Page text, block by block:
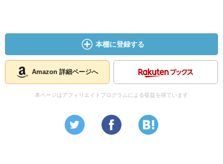
本棚に登録する
Amazon 詳細ページへ
本ページはアフィリエイトプログラムによる収益を得ています